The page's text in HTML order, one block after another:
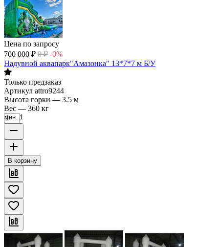
Цена по запросу
700 000 ₽ 0 ₽ -0%
Надувной аквапарк"Амазонка" 13*7*7 м Б/У
Только предзаказ
Артикул attro9244
Высота горки — 3.5 м
Вес — 360 кг
мин. 1
В корзину